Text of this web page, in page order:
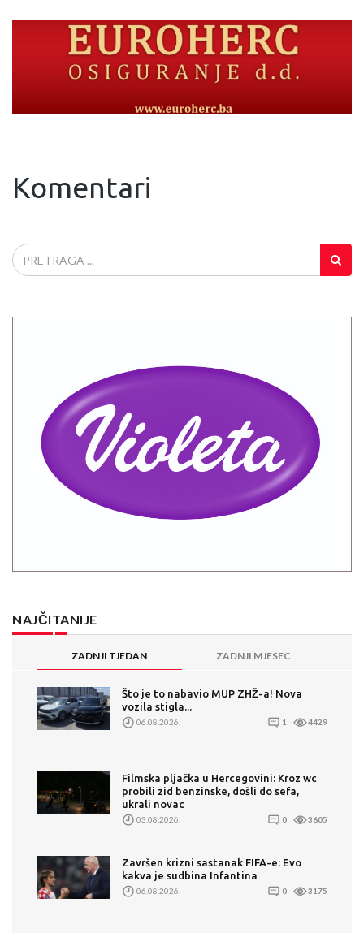
Komentari
NAJČITANIJE
ZADNJI TJEDAN ZADNJI MJESEC
Što je to nabavio MUP ZHŽ-a! Nova
vozila stigla...
06.08.2026. 1 4429
Filmska pljačka u Hercegovini: Kroz wc
probili zid benzinske, došli do sefa,
ukrali novac
03.08.2026. 0 3605
Završen krizni sastanak FIFA-e: Evo
kakva je sudbina Infantina
06.08.2026. 0 3175